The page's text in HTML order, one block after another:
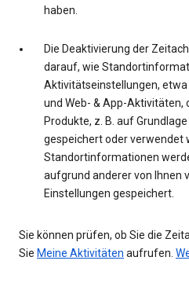
haben.
Die Deaktivierung der
darauf, wie
Aktivitätseinstellungen,
und Web- & App-Aktivitäten,
Produkte, z. B. auf
gespeichert oder verwendet
Standortinformationen
aufgrund anderer von Ihnen
Einstellungen gespeichert.
Sie können prüfen, ob Sie die
Sie Meine Aktivitäten aufrufen.